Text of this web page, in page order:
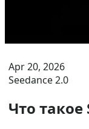
Apr 20, 2026
Seedance 2.0
Что такое